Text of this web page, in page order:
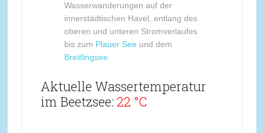
Wasserwanderungen auf der
innerstädtischen Havel, entlang des
oberen und unteren Stromverlaufes
bis zum Plauer See und dem
Breitlingsee
Aktuelle Wassertemperatur
im Beetzsee: 22 °C